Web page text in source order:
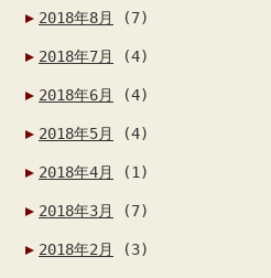
2018年8月 (7)
2018年7月 (4)
2018年6月 (4)
2018年5月 (4)
2018年4月 (1)
2018年3月 (7)
2018年2月 (3)